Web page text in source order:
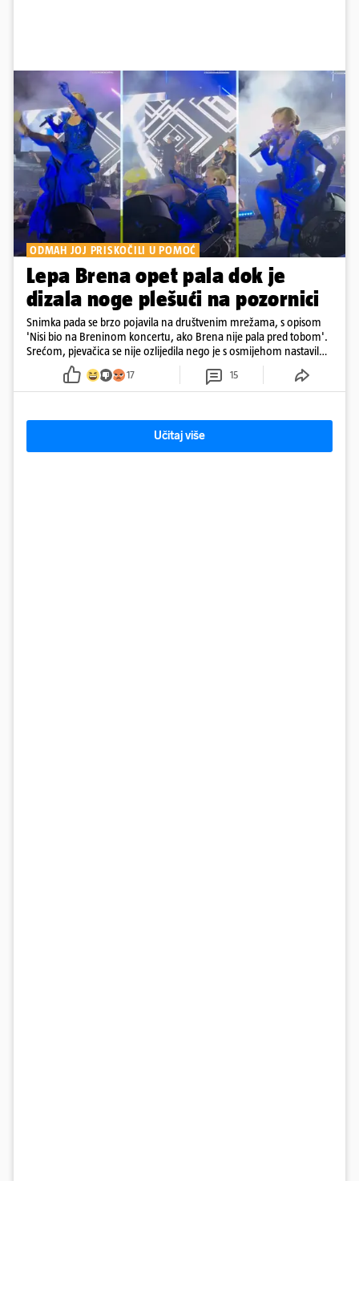
ODMAH JOJ PRISKOČILI U POMOĆ
Lepa Brena opet pala dok je
dizala noge plešući na pozornici
Snimka pada se brzo pojavila na društvenim mrežama, s opisom
'Nisi bio na Breninom koncertu, ako Brena nije pala pred tobom'.
Srećom, pjevačica se nije ozlijedila nego je s osmijehom nastavila
17 15
Učitaj više